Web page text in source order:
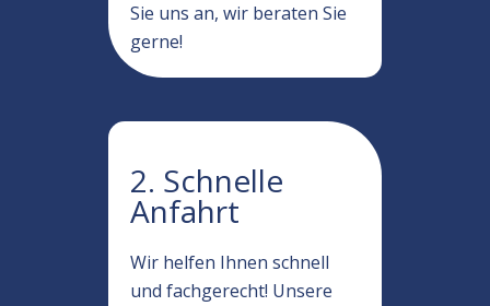
Sie uns an, wir beraten Sie
gerne!
2. Schnelle
Anfahrt
Wir helfen Ihnen schnell
und fachgerecht! Unsere